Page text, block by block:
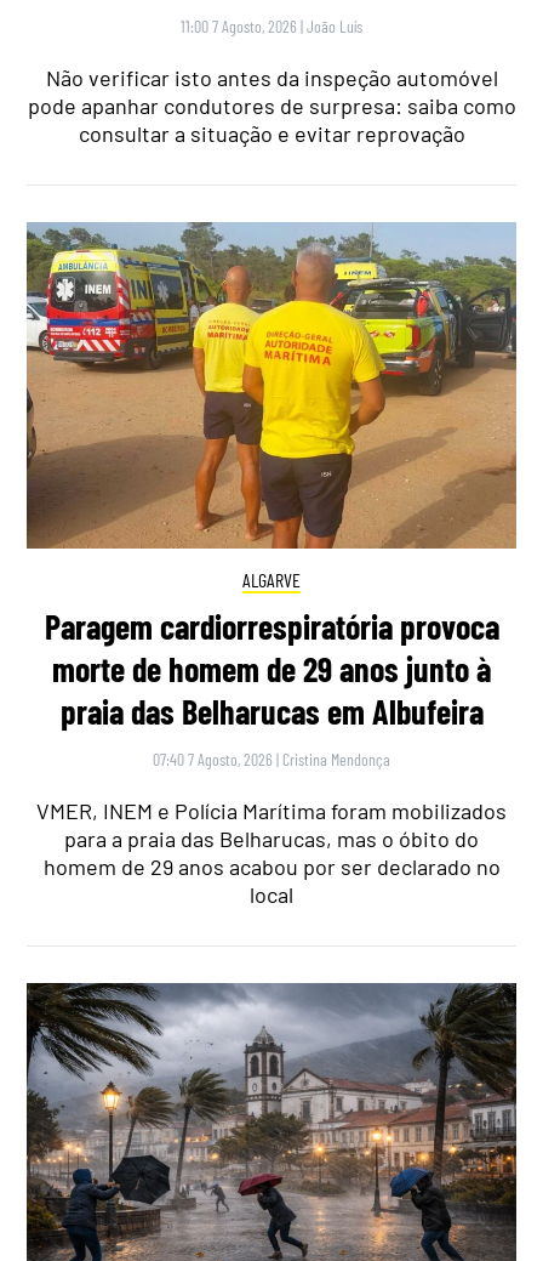
11:00 7 Agosto, 2026 |João Luís
Não verificar isto antes da inspeção automóvel
pode apanhar condutores de surpresa: saiba como
consultar a situação e evitar reprovação
ALGARVE
Paragem cardiorrespiratória provoca
morte de homem de 29 anos junto à
praia das Belharucas em Albufeira
07:40 7 Agosto, 2026 | Cristina Mendonça
VMER, INEM e Polícia Marítima foram mobilizados
para a praia das Belharucas, mas o óbito do
homem de 29 anos acabou por ser declarado no
local